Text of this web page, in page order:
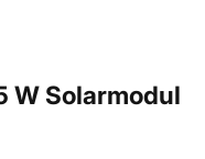
W Solarmodul